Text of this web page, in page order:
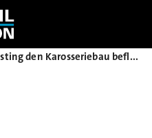
Wie Gigacasting den Karosseriebau beflügelt